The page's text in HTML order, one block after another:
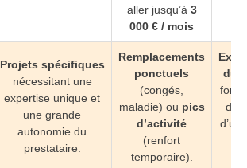
aller jusqu’à 3
000 € / mois
Projets spécifiques
nécessitant une
expertise unique et
une grande
autonomie du
prestataire.
Remplacements
ponctuels
(congés,
maladie) ou pics
d’activité
(renfort
temporaire).
de